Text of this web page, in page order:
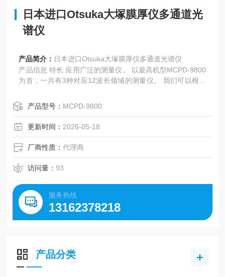
日本进口Otsuka大塚膜厚仪多通道光
谱仪
产品简介： 日本进口Otsuka大塚膜厚仪多通道光谱仪
产品信息 特长 应用广泛的测量仪。 以最高机型MCPD-9800
为首，一共有3种对应12波长领域的测量仪。 我们可以根据
设备 ◎...
产品型号： MCPD-9800
更新时间： 2026-05-18
厂商性质：代理商
访问量：93
服务热线
13162378218
产品分类